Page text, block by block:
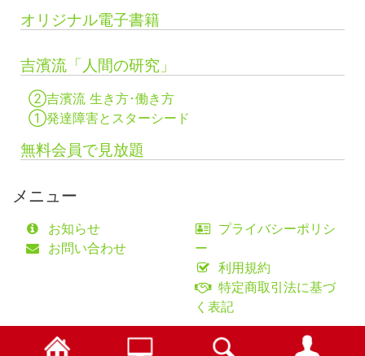
オリジナル電子書籍
吉濱流「人間の研究」
②吉濱流 生き方･働き方
①発達障害とスターシード
無料会員で見放題
メニュー
お知らせ
お問い合わせ
プライバシーポリシ
ー
利用規約
特定商取引法に基づ
く表記
©fifty-one collaborations Co.,Ltd.